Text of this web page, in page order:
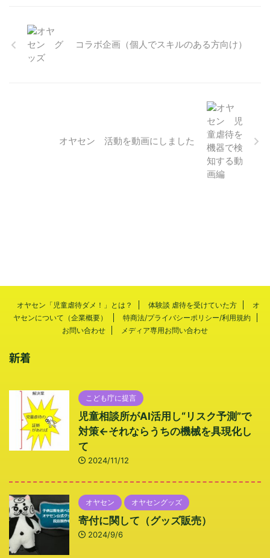
コラボ企画（個人でスキルのある方向け）
オヤセン 活動を動画にしました
オヤセン「児童虐待ダメ！」とは？ 体験談 虐待を受けていた方
オ
ヤセンについて（企業概要）
特商法/プライバシーポリシー/利用規約
お問い合わせ
メディア専用お問い合わせ
新着
こども庁に提言
児童相談所がAI活用し“リスク予測”で
対策←それならうちの機械を具現化し
て
2024/11/12
オヤセン オヤセングッズ
寄付に関して（グッズ販売）
2024/9/6